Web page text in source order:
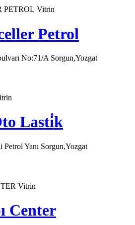
Vitrin
Petrol
No:71/A Sorgun,Yozgat
Lasti̇k
Petrol Yanı Sorgun,Yozgat
Vitrin
Center